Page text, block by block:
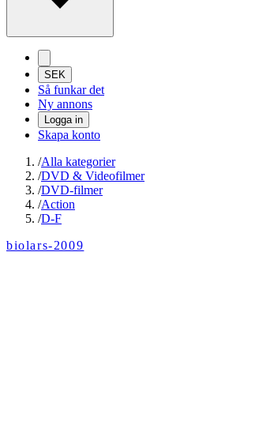
SEK
Så funkar det
Ny annons
Logga in
Skapa konto
/Alla kategorier
/DVD & Videofilmer
/DVD-filmer
/Action
/D-F
biolars-2009